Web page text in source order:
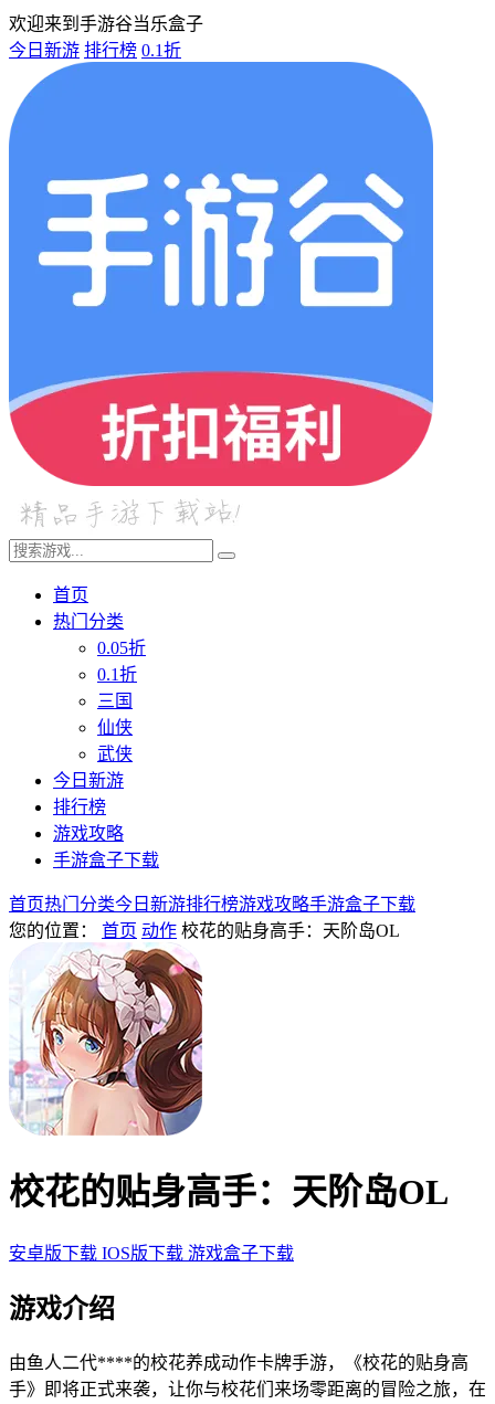
欢迎来到手游谷当乐盒子
今日新游 排行榜 0.1折
首页
热门分类
0.05折
0.1折
三国
仙侠
武侠
今日新游
排行榜
游戏攻略
手游盒子下载
首页热门分类今日新游排行榜游戏攻略手游盒子下载
您的位置：
首页 动作 校花的贴身高手：天阶岛OL
校花的贴身高手：天阶岛OL
安卓版下载 IOS版下载 游戏盒子下载
游戏介绍
由鱼人二代****的校花养成动作卡牌手游，《校花的贴身高
手》即将正式来袭，让你与校花们来场零距离的冒险之旅，在